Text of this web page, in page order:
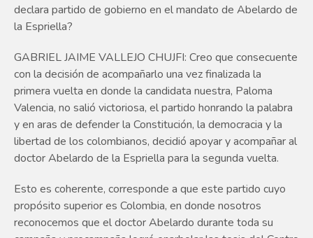
declara partido de gobierno en el mandato de Abelardo de
la Espriella?
GABRIEL JAIME VALLEJO CHUJFI: Creo que consecuente
con la decisión de acompañarlo una vez finalizada la
primera vuelta en donde la candidata nuestra, Paloma
Valencia, no salió victoriosa, el partido honrando la palabra
y en aras de defender la Constitución, la democracia y la
libertad de los colombianos, decidió apoyar y acompañar al
doctor Abelardo de la Espriella para la segunda vuelta.
Esto es coherente, corresponde a que este partido cuyo
propósito superior es Colombia, en donde nosotros
reconocemos que el doctor Abelardo durante toda su